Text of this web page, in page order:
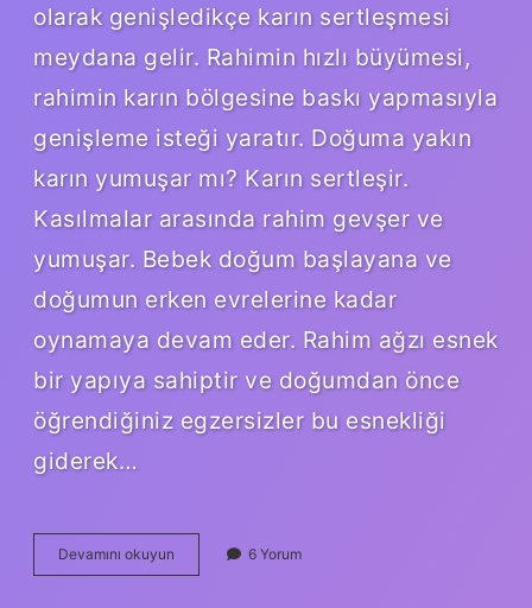
olarak genişledikçe karın sertleşmesi
meydana gelir. Rahimin hızlı büyümesi,
rahimin karın bölgesine baskı yapmasıyla
genişleme isteği yaratır. Doğuma yakın
karın yumuşar mı? Karın sertleşir.
Kasılmalar arasında rahim gevşer ve
yumuşar. Bebek doğum başlayana ve
doğumun erken evrelerine kadar
oynamaya devam eder. Rahim ağzı esnek
bir yapıya sahiptir ve doğumdan önce
öğrendiğiniz egzersizler bu esnekliği
giderek…
Devamını okuyun
Haftada
6 Yorum